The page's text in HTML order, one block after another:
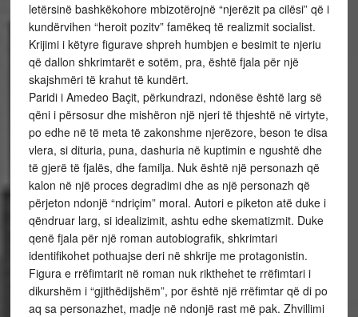
letërsinë bashkëkohore mbizotërojnë “njerëzit pa cilësi” që i
kundërvihen “heroit pozitv” famëkeq të realizmit socialist.
Krijimi i këtyre figurave shpreh humbjen e besimit te njeriu
që dallon shkrimtarët e sotëm, pra, është fjala për një
skajshmëri të krahut të kundërt.
Paridi i Amedeo Baçit, përkundrazi, ndonëse është larg së
qëni i përsosur dhe mishëron një njeri të thjeshtë në virtyte,
po edhe në të meta të zakonshme njerëzore, beson te disa
vlera, si dituria, puna, dashuria në kuptimin e ngushtë dhe
të gjerë të fjalës, dhe familja. Nuk është një personazh që
kalon në një proces degradimi dhe as një personazh që
përjeton ndonjë “ndriçim” moral. Autori e piketon atë duke i
qëndruar larg, si idealizimit, ashtu edhe skematizmit. Duke
qenë fjala për një roman autobiografik, shkrimtari
identifikohet pothuajse deri në shkrije me protagonistin.
Figura e rrëfimtarit në roman nuk rikthehet te rrëfimtari i
dikurshëm i “gjithëdijshëm”, por është një rrëfimtar që di po
aq sa personazhet, madje në ndonjë rast më pak. Zhvillimi